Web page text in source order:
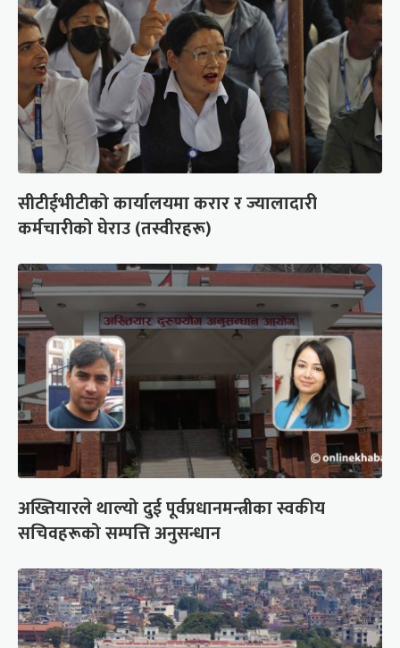
सीटीईभीटीको कार्यालयमा करार र ज्यालादारी
कर्मचारीको घेराउ (तस्वीरहरू)
अख्तियारले थाल्यो दुई पूर्वप्रधानमन्त्रीका स्वकीय
सचिवहरूको सम्पत्ति अनुसन्धान